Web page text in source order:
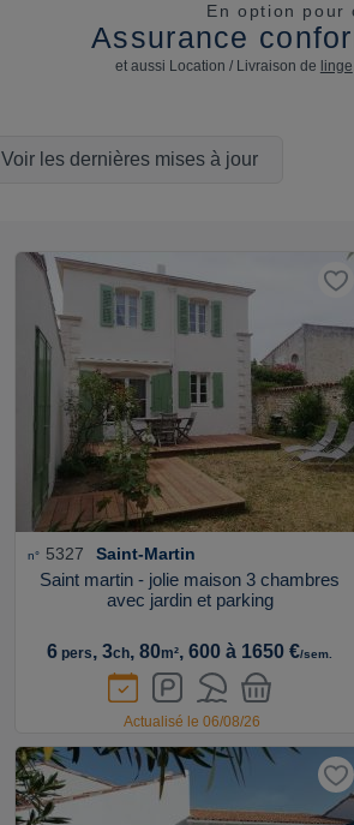
En option pour
Assurance
et aussi Location / Livraison de linge
Voir les dernières mises à jour
n° 5327 Saint-Martin
Saint martin - jolie maison 3 chambres
avec jardin et parking
6 pers, 3ch, 80m², 600 à 1650 €/sem.
Actualisé le 06/08/26